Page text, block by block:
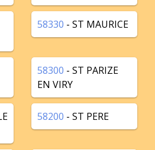
58330 - ST MAURICE
58300 - ST PARIZE
EN VIRY
58200 - ST PERE